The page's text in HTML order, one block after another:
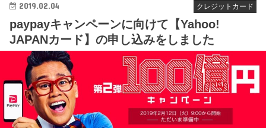
クレジットカード
2019.02.04
paypayキャンペーンに向けて【Yahoo!
JAPANカード】の申し込みをしました